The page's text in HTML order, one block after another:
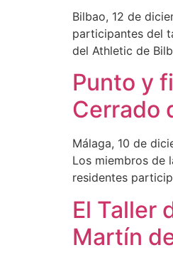
Bilbao, 12 de
participantes del
del Athletic de
Punto y
Cerrado
Málaga, 10 de
Los miembros de
residentes
El Taller
Martín